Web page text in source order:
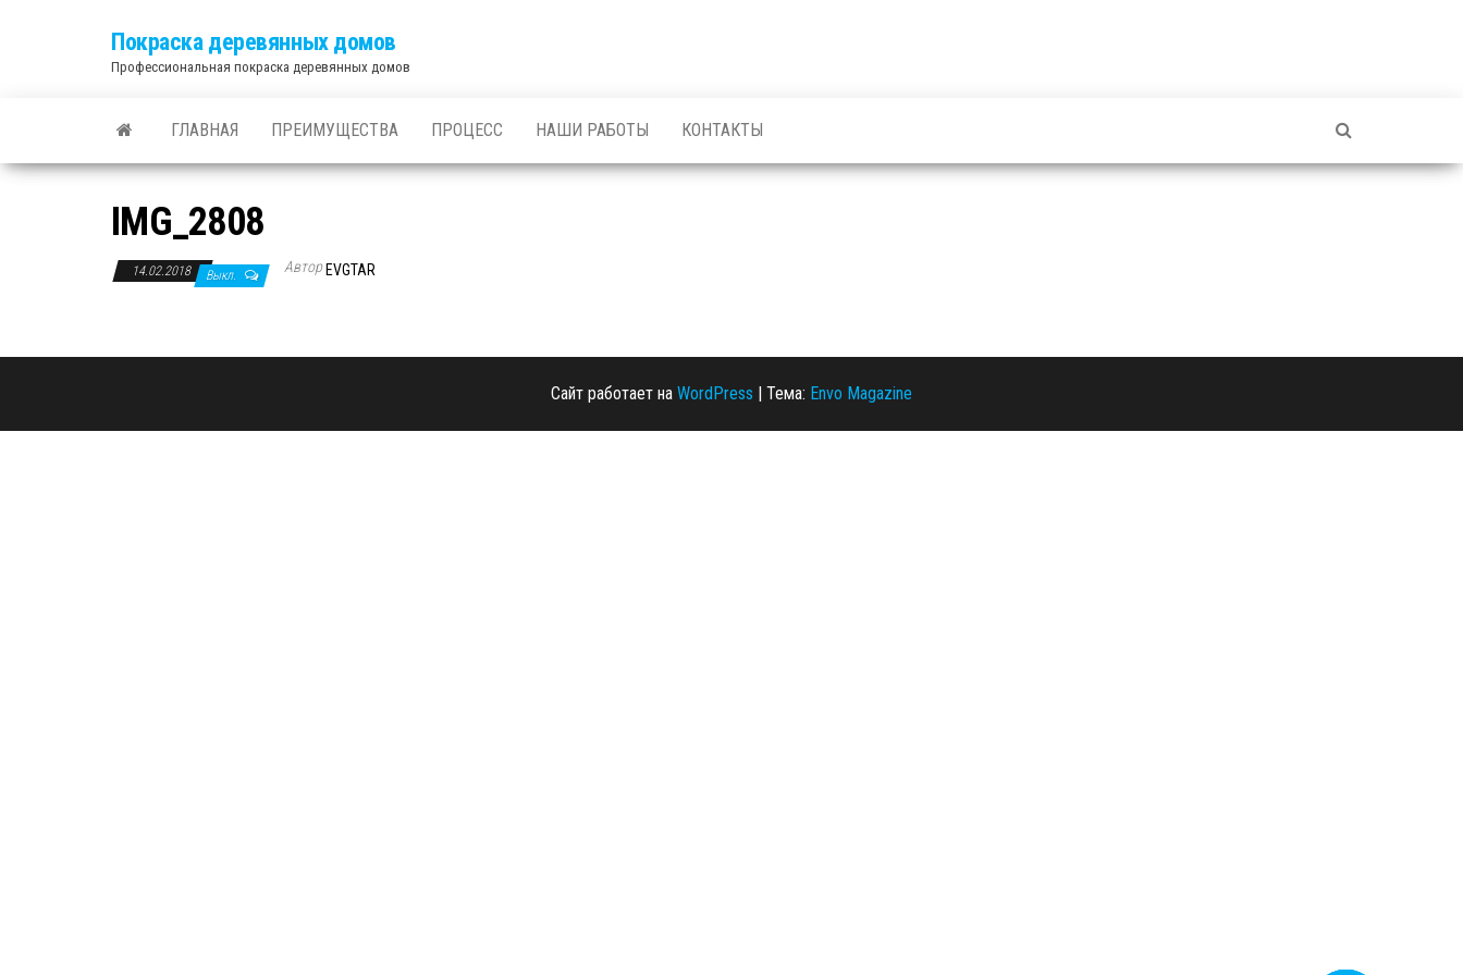
Покраска деревянных домов
Профессиональная покраска деревянных домов
ГЛАВНАЯ ПРЕИМУЩЕСТВА ПРОЦЕСС НАШИ РАБОТЫ КОНТАКТЫ
IMG_2808
14.02.2018 Выкл. Автор EVGTAR
Сайт работает на WordPress | Тема: Envo Magazine